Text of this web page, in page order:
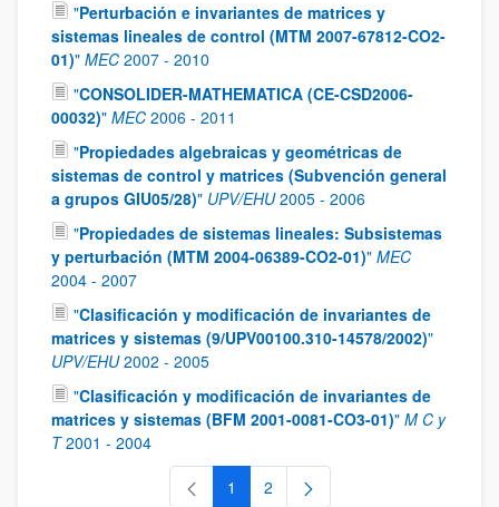
"Perturbación e invariantes de matrices y
sistemas lineales de control (MTM 2007-67812-CO2-
01)" MEC 2007 - 2010
"CONSOLIDER-MATHEMATICA (CE-CSD2006-
00032)" MEC 2006 - 2011
"Propiedades algebraicas y geométricas de
sistemas de control y matrices (Subvención general
a grupos GIU05/28)" UPV/EHU 2005 - 2006
"Propiedades de sistemas lineales: Subsistemas
y perturbación (MTM 2004-06389-CO2-01)" MEC
2004 - 2007
"Clasificación y modificación de invariantes de
matrices y sistemas (9/UPV00100.310-14578/2002)"
UPV/EHU 2002 - 2005
"Clasificación y modificación de invariantes de
matrices y sistemas (BFM 2001-0081-CO3-01)" M C y
T 2001 - 2004
Page
1 Page
2